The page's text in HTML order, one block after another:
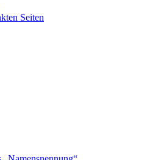
Seiten